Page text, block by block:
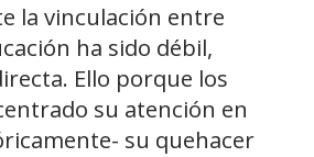
la vinculación entre
ha sido débil,
Ello porque los
su atención en
su quehacer